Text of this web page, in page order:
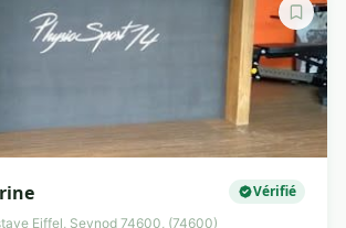
Vérifié
Eiffel, Seynod 74600, (74600)